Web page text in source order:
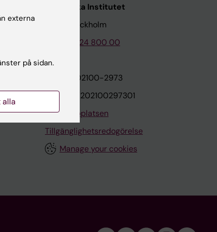
Karolinska Institutet
171 77 Stockholm
Tel: 08-524 800 00
Org.nr: 202100-2973
VAT.nr: SE202100297301
Om webbplatsen
Tillgänglighetsredogörelse
Manage your cookies
externa
på sidan.
alla